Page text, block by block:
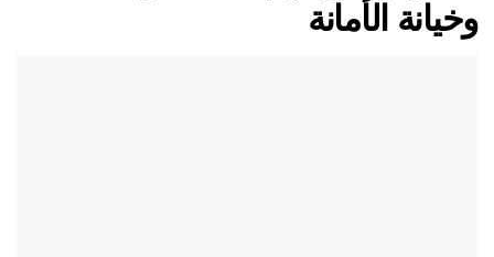
وخيانة الأمانة